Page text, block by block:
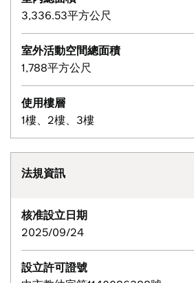
3,336.53平方公尺
室外活動空間總面積
1,788平方公尺
使用樓層
1樓、2樓、3樓
法規資訊
核准設立日期
2025/09/24
設立許可證號